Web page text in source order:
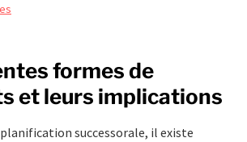
formes de
et leurs implications
planification successorale, il existe